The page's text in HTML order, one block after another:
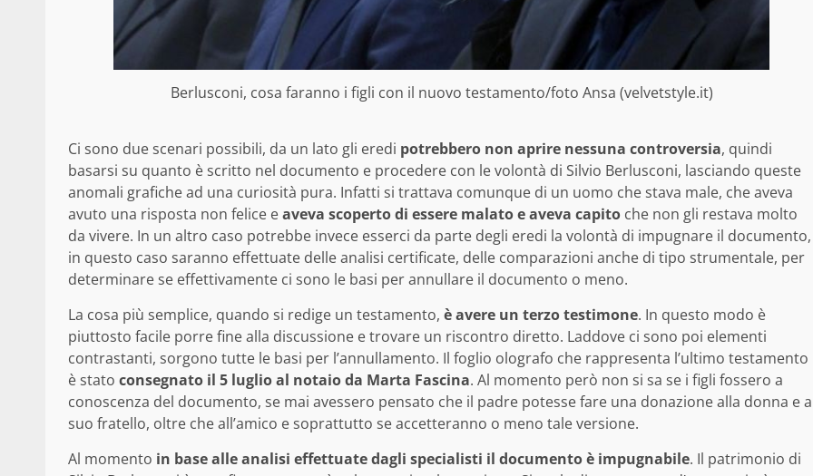
Berlusconi, cosa faranno i figli con il nuovo testamento/foto Ansa (velvetstyle.it)
Ci sono due scenari possibili, da un lato gli eredi potrebbero non aprire nessuna controversia, quindi
basarsi su quanto è scritto nel documento e procedere con le volontà di Silvio Berlusconi, lasciando queste
anomali grafiche ad una curiosità pura. Infatti si trattava comunque di un uomo che stava male, che aveva
avuto una risposta non felice eaveva scoperto di essere malato e aveva capito che non gli restava molto
da vivere. In un altro caso potrebbe invece esserci da parte degli eredi la volontà di impugnare il documento,
in questo caso saranno effettuate delle analisi certificate, delle comparazioni anche di tipo strumentale, per
determinare se effettivamente ci sono le basi per annullare il documento o meno.
La cosa più semplice, quando si redige un testamento, è avere un terzo testimone. In questo modo è
piuttosto facile porre fine alla discussione e trovare un riscontro diretto. Laddove ci sono poi elementi
contrastanti, sorgono tutte le basi per l’annullamento. Il foglio olografo che rappresenta l’ultimo testamento
è stato consegnato il 5 luglio al notaio da Marta Fascina. Al momento però non si sa se i figli fossero a
conoscenza del documento, se mai avessero pensato che il padre potesse fare una donazione alla donna e a
suo fratello, oltre che all’amico e soprattutto se accetteranno o meno tale versione.
Al momento in base alle analisi effettuate dagli specialisti il documento è impugnabile. Il patrimonio di